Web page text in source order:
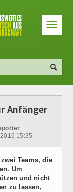
☰
Anfänger
15:35
Teams, die
Um
und nicht
zu lassen,